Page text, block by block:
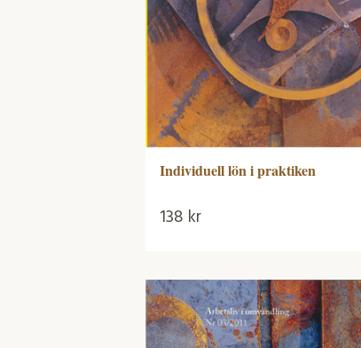
Individuell lön i praktiken
138 kr